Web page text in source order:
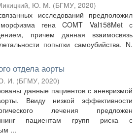
Ю. М. (БГМУ, 2020)
исследований предположил
гена COMT Val158Met с
причем данная взаимосвязь
попытки самоубийства. N.
отдела аорты
И. (БГМУ, 2020)
данные пациентов с аневризмой
Ввиду низкой эффективности
лечения предложен
пациентам групп риска с
...